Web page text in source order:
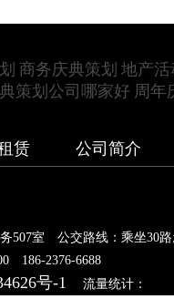
商务庆典策划 地产活
策划公司哪家好 周年
赁 公司简介
507室 公交路线：乘坐30
186-2376-6688
号-1 流量统计：